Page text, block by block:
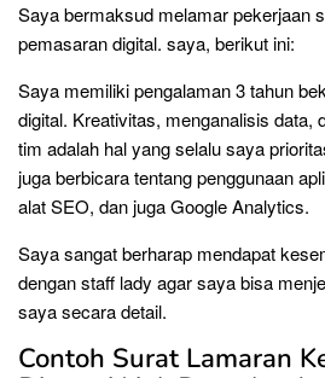
Saya bermaksud melamar pekerjaan
pemasaran digital. saya, berikut ini:
Saya memiliki pengalaman 3 tahun
digital. Kreativitas, menganalisis data,
tim adalah hal yang selalu saya
juga berbicara tentang penggunaan
alat SEO, dan juga Google Analytics.
Saya sangat berharap mendapat
dengan staff lady agar saya bisa
saya secara detail.
Contoh Surat Lamaran